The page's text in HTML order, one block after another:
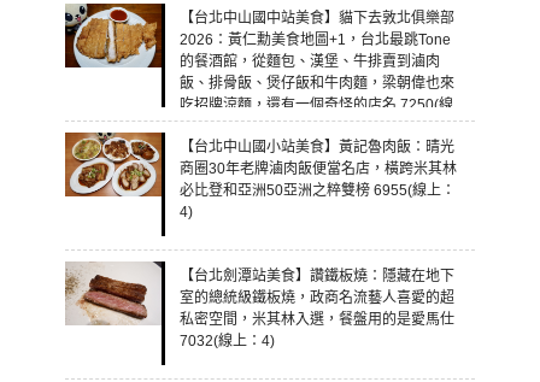
【台北中山國中站美食】貓下去敦北俱樂部
2026：黃仁勳美食地圖+1，台北最跳Tone
的餐酒館，從麵包、漢堡、牛排賣到滷肉
飯、排骨飯、煲仔飯和牛肉麵，梁朝偉也來
吃招牌涼麵，還有一個奇怪的店名 7250(線
上：4)
【台北中山國小站美食】黃記魯肉飯：晴光
商圈30年老牌滷肉飯便當名店，橫跨米其林
必比登和亞洲50亞洲之粹雙榜 6955(線上：
4)
【台北劍潭站美食】讚鐵板燒：隱藏在地下
室的總統級鐵板燒，政商名流藝人喜愛的超
私密空間，米其林入選，餐盤用的是愛馬仕
7032(線上：4)